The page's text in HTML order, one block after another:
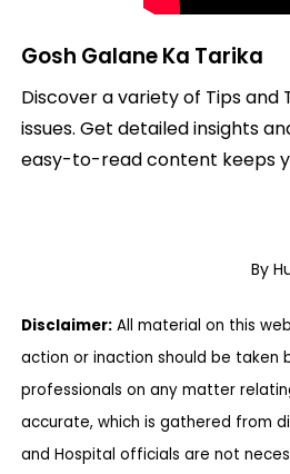
Gosh Galane Ka Tarika
Discover a variety of Tips
issues. Get detailed insights
easy-to-read content keeps
By
Disclaimer: All material on this
action or inaction should be taken
professionals on any matter
accurate, which is gathered from
and Hospital officials are not